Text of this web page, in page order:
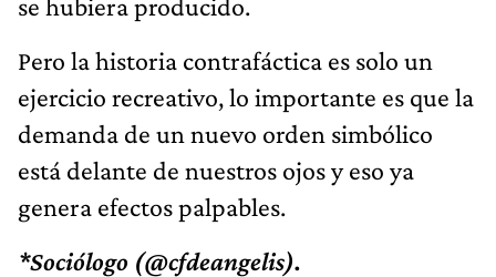
Pero la historia contrafáctica es solo un
ejercicio recreativo, lo importante es que la
demanda de un nuevo orden simbólico
está delante de nuestros ojos y eso ya
genera efectos palpables.
*Sociólogo (@cfdeangelis).